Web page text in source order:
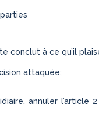
conclut à ce qu’il
attaquée;
annuler l’article